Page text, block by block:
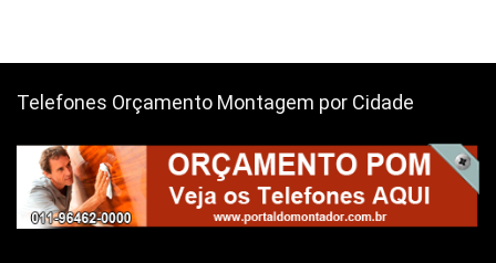
Telefones Orçamento Montagem por Cidade